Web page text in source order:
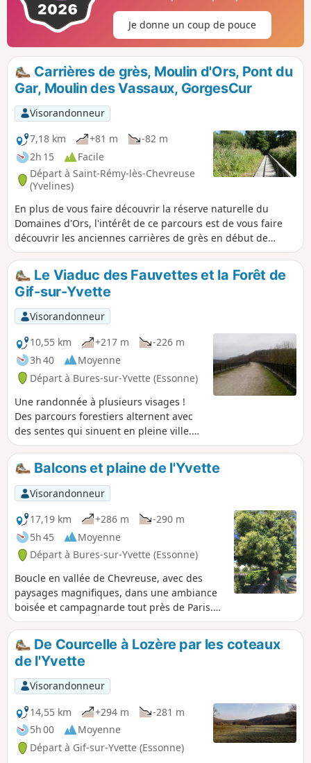
Je donne un coup de pouce
Carrières de grès, Moulin d'Ors, Pont du
Gar, Moulin des Vassaux, GorgesCur
Visorandonneur
7,18 km
+81 m
-82 m
2h 15
Facile
Départ à Saint-Rémy-lès-Chevreuse
(Yvelines)
En plus de vous faire découvrir la réserve naturelle du
Domaines d'Ors, l'intérêt de ce parcours est de vous faire
découvrir les anciennes carrières de grès en début de
parcours qui permettent des activités ludiques et le
Ruisseau du Fond de la Cure en fin de parcours dont le
dénivelé encaissé et le bruit du torrent donne une
impression de parcours montagnard.
Le Viaduc des Fauvettes et la Forêt de
Gif-sur-Yvette
Visorandonneur
10,55 km
+217 m
-226 m
3h 40
Moyenne
Départ à Bures-sur-Yvette (Essonne)
Une randonnée à plusieurs visages !
Des parcours forestiers alternent avec
des sentes qui sinuent en pleine ville.
On suit une ancienne voie de chemin de
fer avec son tunnel et son viaduc et,
pour terminer, le cours de la rivière
Yvette. Une randonnée à entreprendre
en toute saison.
Balcons et plaine de l'Yvette
Visorandonneur
17,19 km
+286 m
-290 m
5h 45
Moyenne
Départ à Bures-sur-Yvette (Essonne)
Boucle en vallée de Chevreuse, avec des
paysages magnifiques, dans une ambiance
boisée et campagnarde tout près de Paris.
Dans la première partie, marche en sous-
bois sur le plateau dominant la vallée de
l'Yvette. Le retour, parallèle à l'aller, se situe
plutôt en plaine. La plus grande partie de la
balade est bien ombragée et en plat mais il
y a aussi quelques montées et descentes
assez raides. Le coin est très fréquenté par
les promeneurs et les VTT, mais cela vaut la
peine.
De Courcelle à Lozère par les coteaux
de l'Yvette
Visorandonneur
14,55 km
+294 m
-281 m
5h 00
Moyenne
Départ à Gif-sur-Yvette (Essonne)